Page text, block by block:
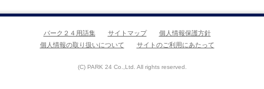
パーク２４用語集 サイトマップ
個人情報保護方針
個人情報の取り扱いについて
サイトのご利用にあたって
(C) PARK 24 Co.,Ltd. All rights reserved.